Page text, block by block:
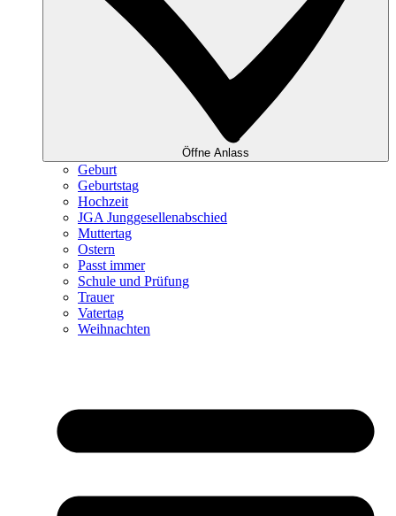
Öffne Anlass
Geburt
Geburtstag
Hochzeit
JGA Junggesellenabschied
Muttertag
Ostern
Passt immer
Schule und Prüfung
Trauer
Vatertag
Weihnachten